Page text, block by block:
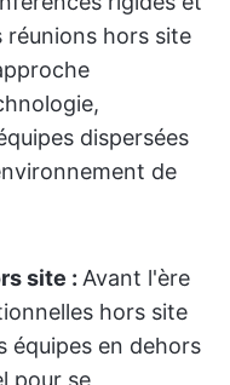
réunions hors site
dispersées
de
site : Avant l'ère
hors site
équipes en dehors
pour se